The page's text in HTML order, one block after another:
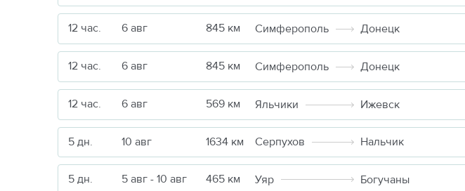
12 час. 6 авг 845 км Симферополь Донецк
12 час. 6 авг 845 км Симферополь Донецк
12 час. 6 авг 569 км Яльчики Ижевск
5 дн. 10 авг 1634 км Серпухов Нальчик
5 дн. 5 авг - 10 авг 465 км Уяр Богучаны